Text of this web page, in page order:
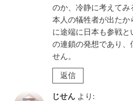
のか、冷静に考えてみ
本人の犠牲者が出たか
に途端に日本も参戦と
の連鎖の発想であり、
せん。
返信
じせん より: